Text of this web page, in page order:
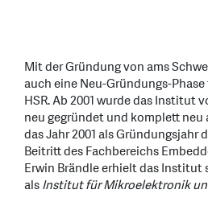
Mit der Gründung von ams
auch eine Neu-Gründungs-Phase
HSR. Ab 2001 wurde das Institut
neu gegründet und komplett
das Jahr 2001 als Gründungsjahr
Beitritt des Fachbereichs
Erwin Brändle erhielt das Institut
alsInstitut für Mikroelektronik